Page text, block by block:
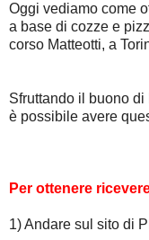
Oggi vediamo come
a base di cozze e
corso Matteotti, a
Sfruttando il buono
è possibile avere
Per ottenere
1) Andare sul sito di